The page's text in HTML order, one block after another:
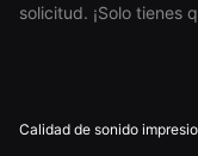
solicitud. ¡Solo tienes
Calidad de sonido